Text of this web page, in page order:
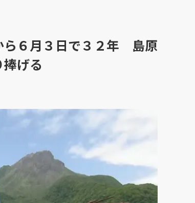
ら６月３日で３２年 島原
げる